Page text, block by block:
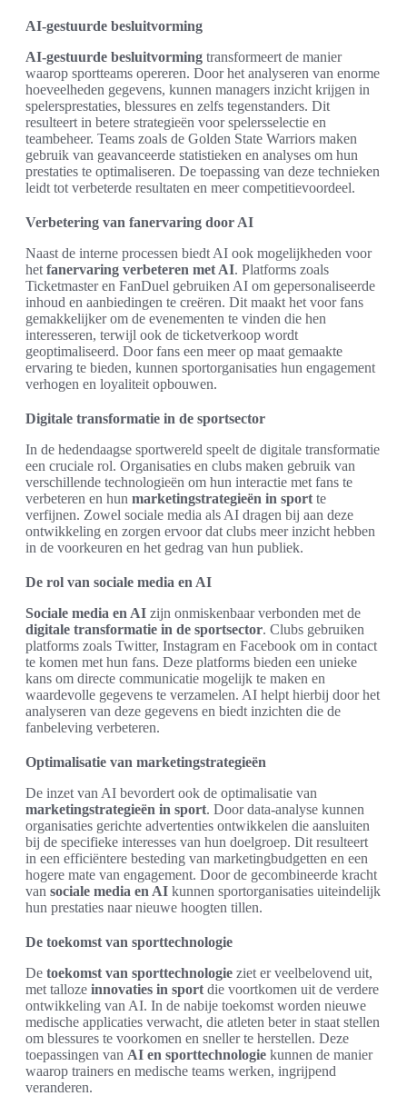
AI-gestuurde besluitvorming
AI-gestuurde besluitvorming transformeert de manier
waarop sportteams opereren. Door het analyseren van enorme
hoeveelheden gegevens, kunnen managers inzicht krijgen in
spelersprestaties, blessures en zelfs tegenstanders. Dit
resulteert in betere strategieën voor spelersselectie en
teambeheer. Teams zoals de Golden State Warriors maken
gebruik van geavanceerde statistieken en analyses om hun
prestaties te optimaliseren. De toepassing van deze technieken
leidt tot verbeterde resultaten en meer competitievoordeel.
Verbetering van fanervaring door AI
Naast de interne processen biedt AI ook mogelijkheden voor
het fanervaring verbeteren met AI. Platforms zoals
Ticketmaster en FanDuel gebruiken AI om gepersonaliseerde
inhoud en aanbiedingen te creëren. Dit maakt het voor fans
gemakkelijker om de evenementen te vinden die hen
interesseren, terwijl ook de ticketverkoop wordt
geoptimaliseerd. Door fans een meer op maat gemaakte
ervaring te bieden, kunnen sportorganisaties hun engagement
verhogen en loyaliteit opbouwen.
Digitale transformatie in de sportsector
In de hedendaagse sportwereld speelt de digitale transformatie
een cruciale rol. Organisaties en clubs maken gebruik van
verschillende technologieën om hun interactie met fans te
verbeteren en hun marketingstrategieën in sport te
verfijnen. Zowel sociale media als AI dragen bij aan deze
ontwikkeling en zorgen ervoor dat clubs meer inzicht hebben
in de voorkeuren en het gedrag van hun publiek.
De rol van sociale media en AI
Sociale media en AI zijn onmiskenbaar verbonden met de
digitale transformatie in de sportsector. Clubs gebruiken
platforms zoals Twitter, Instagram en Facebook om in contact
te komen met hun fans. Deze platforms bieden een unieke
kans om directe communicatie mogelijk te maken en
waardevolle gegevens te verzamelen. AI helpt hierbij door het
analyseren van deze gegevens en biedt inzichten die de
fanbeleving verbeteren.
Optimalisatie van marketingstrategieën
De inzet van AI bevordert ook de optimalisatie van
marketingstrategieën in sport. Door data-analyse kunnen
organisaties gerichte advertenties ontwikkelen die aansluiten
bij de specifieke interesses van hun doelgroep. Dit resulteert
in een efficiëntere besteding van marketingbudgetten en een
hogere mate van engagement. Door de gecombineerde kracht
van sociale media en AI kunnen sportorganisaties uiteindelijk
hun prestaties naar nieuwe hoogten tillen.
De toekomst van sporttechnologie
De toekomst van sporttechnologie ziet er veelbelovend uit,
met talloze innovaties in sport die voortkomen uit de verdere
ontwikkeling van AI. In de nabije toekomst worden nieuwe
medische applicaties verwacht, die atleten beter in staat stellen
om blessures te voorkomen en sneller te herstellen. Deze
toepassingen van AI en sporttechnologie kunnen de manier
waarop trainers en medische teams werken, ingrijpend
veranderen.